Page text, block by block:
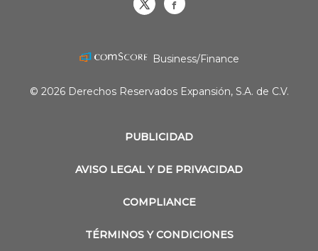
PUBLICIDAD
AVISO LEGAL Y DE PRIVACIDAD
COMPLIANCE
TÉRMINOS Y CONDICIONES
Business/Finance
© 2026 Derechos Reservados Expansión, S.A. de C.V.